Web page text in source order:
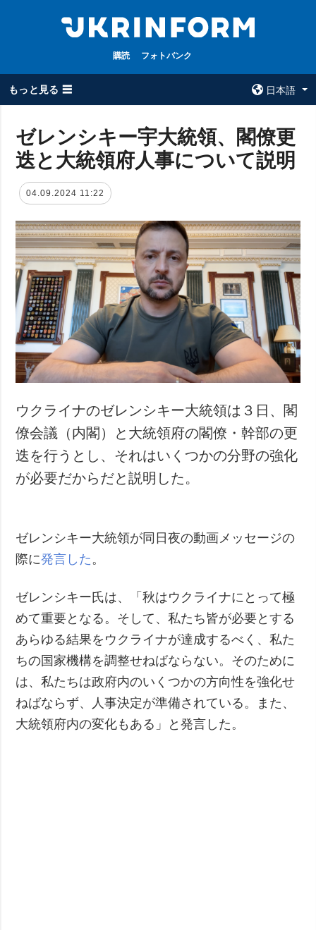
購読 フォトバンク
もっと見る ☰
日本語
全てのトピック
被占領地
政治
経済・復興
防衛
社会・文化
スポーツ
犯罪
事故・緊急事態
ウクルインフォ
コンタクト
特集
インタビュー
写真
動画
購読
フォトバンク
ゼレンシキー宇大統領、閣僚更
迭と大統領府人事について説明
04.09.2024 11:22
ウクライナのゼレンシキー大統領は３日、閣
僚会議（内閣）と大統領府の閣僚・幹部の更
迭を行うとし、それはいくつかの分野の強化
が必要だからだと説明した。
ゼレンシキー大統領が同日夜の動画メッセージの
際に発言した 。
ゼレンシキー氏は、「秋はウクライナにとって極
めて重要となる。そして、私たち皆が必要とする
あらゆる結果をウクライナが達成するべく、私た
ちの国家機構を調整せねばならない。そのために
は、私たちは政府内のいくつかの方向性を強化せ
ねばならず、人事決定が準備されている。また、
大統領府内の変化もある」と発言した。